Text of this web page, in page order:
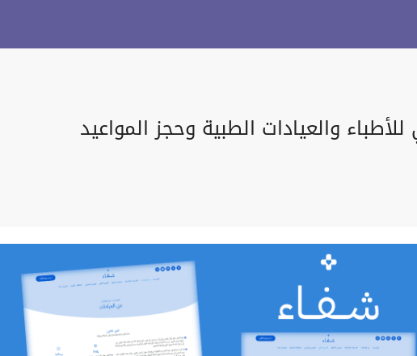
والعيادات الطبية وحجز المواعيد